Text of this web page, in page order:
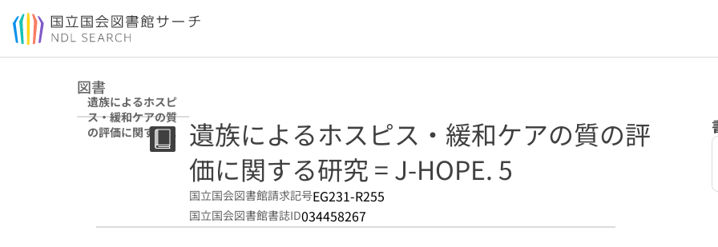
本文へ移動
図書
遺族によるホスピ
ス・緩和ケアの質
の評価に関する研
遺族によるホスピス・緩和ケアの質の評
価に関する研究 = J-HOPE. 5
国立国会図書館請求記号EG231-R255
国立国会図書館書誌ID034458267